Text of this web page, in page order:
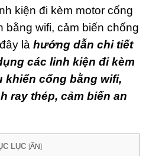
kiện đi kèm motor cổng
bằng wifi, cảm biến chống
là hướng dẫn chi tiết
các linh kiện đi kèm
khiển cổng bằng wifi,
ray thép, cảm biến an
LỤC [ẨN]